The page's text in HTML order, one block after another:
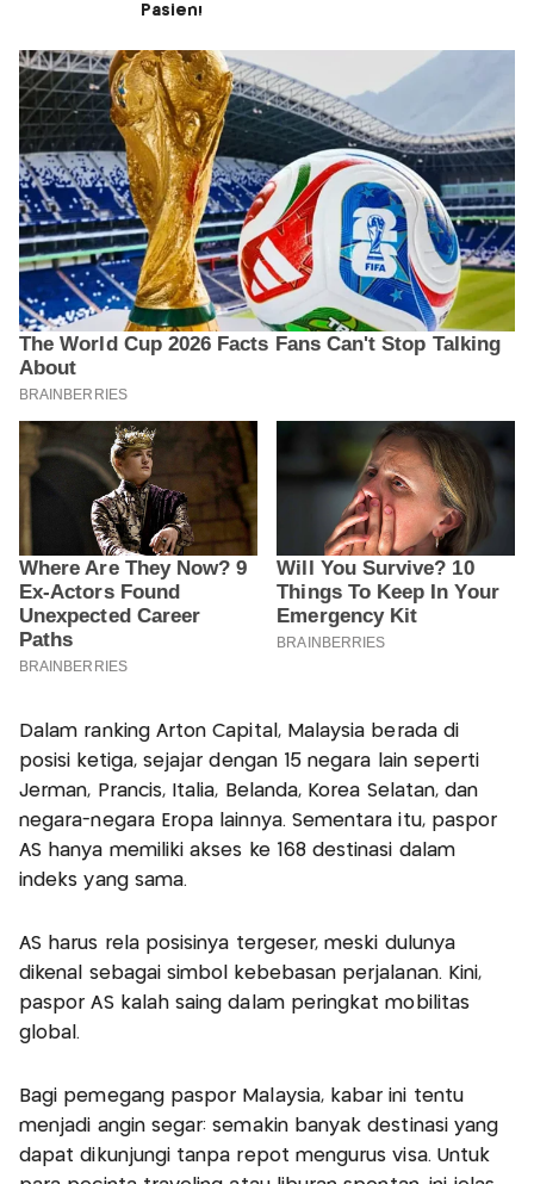
Pasien!
Dalam ranking Arton Capital, Malaysia berada di
posisi ketiga, sejajar dengan 15 negara lain seperti
Jerman, Prancis, Italia, Belanda, Korea Selatan, dan
negara-negara Eropa lainnya. Sementara itu, paspor
AS hanya memiliki akses ke 168 destinasi dalam
indeks yang sama.
AS harus rela posisinya tergeser, meski dulunya
dikenal sebagai simbol kebebasan perjalanan. Kini,
paspor AS kalah saing dalam peringkat mobilitas
global.
Bagi pemegang paspor Malaysia, kabar ini tentu
menjadi angin segar: semakin banyak destinasi yang
dapat dikunjungi tanpa repot mengurus visa. Untuk